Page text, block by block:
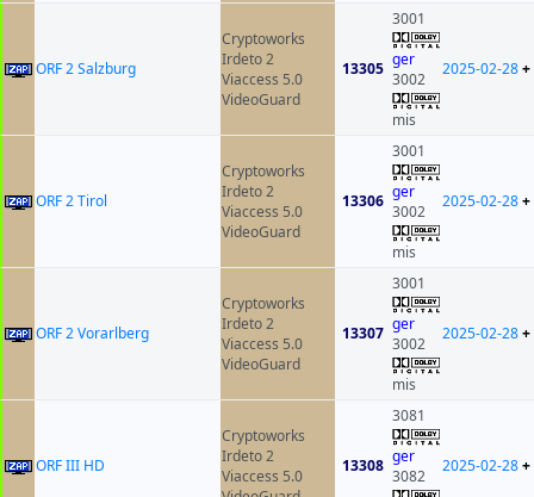
ORF 2 Salzburg
Cryptoworks
Irdeto 2
Viaccess 5.0
VideoGuard
13305
3001
ger
3002
mis
2025-02-28+
ORF 2 Tirol
Cryptoworks
Irdeto 2
Viaccess 5.0
VideoGuard
13306
3001
ger
3002
mis
2025-02-28+
ORF 2 Vorarlberg
Cryptoworks
Irdeto 2
Viaccess 5.0
VideoGuard
13307
3001
ger
3002
mis
2025-02-28+
ORF III HD
Cryptoworks
Irdeto 2
Viaccess 5.0
13308
3081
ger
3082
2025-02-28+